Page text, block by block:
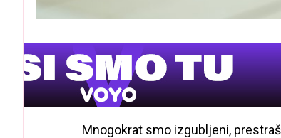
Mnogokrat smo izgubljeni,